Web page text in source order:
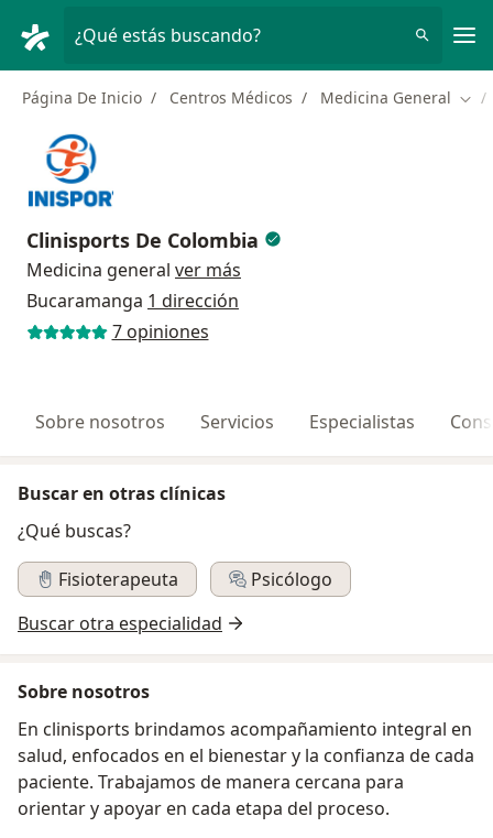
¿Qué estás buscando?
Página De Inicio Centros Médicos Medicina General
Clinisports De Colombia
Medicina general ver más
Bucaramanga 1 dirección
7 opiniones
Sobre nosotros Servicios Especialistas
Buscar en otras clínicas
¿Qué buscas?
Fisioterapeuta
Psicólogo
Buscar otra especialidad
Sobre nosotros
En clinisports brindamos acompañamiento integral en
salud, enfocados en el bienestar y la confianza de cada
paciente. Trabajamos de manera cercana para
orientar y apoyar en cada etapa del proceso.